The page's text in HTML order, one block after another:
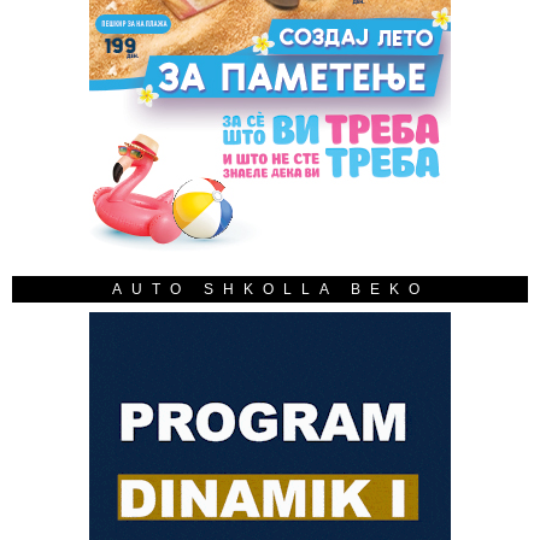
AUTO SHKOLLA BEKO